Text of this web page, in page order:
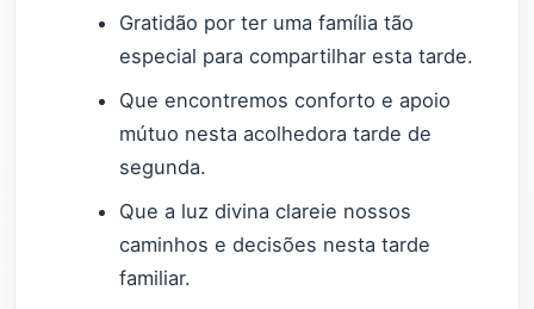
Gratidão por ter uma família tão
especial para compartilhar esta tarde.
Que encontremos conforto e apoio
mútuo nesta acolhedora tarde de
segunda.
Que a luz divina clareie nossos
caminhos e decisões nesta tarde
familiar.